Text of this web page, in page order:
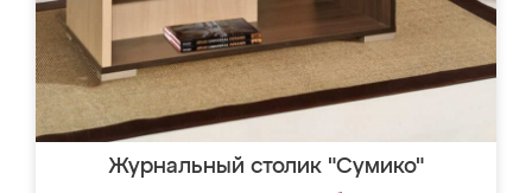
Журнальный столик "Сумико"